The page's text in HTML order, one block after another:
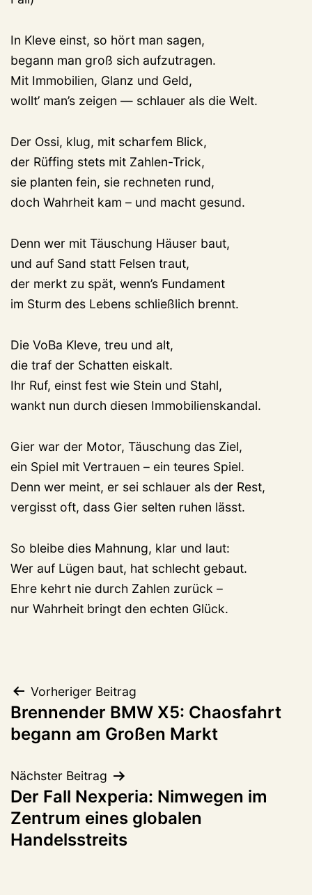
In Kleve einst, so hört man sagen,
begann man groß sich aufzutragen.
Mit Immobilien, Glanz und Geld,
wollt’ man’s zeigen — schlauer als die Welt.
Der Ossi, klug, mit scharfem Blick,
der Rüffing stets mit Zahlen-Trick,
sie planten fein, sie rechneten rund,
doch Wahrheit kam – und macht gesund.
Denn wer mit Täuschung Häuser baut,
und auf Sand statt Felsen traut,
der merkt zu spät, wenn’s Fundament
im Sturm des Lebens schließlich brennt.
Die VoBa Kleve, treu und alt,
die traf der Schatten eiskalt.
Ihr Ruf, einst fest wie Stein und Stahl,
wankt nun durch diesen Immobilienskandal.
Gier war der Motor, Täuschung das Ziel,
ein Spiel mit Vertrauen – ein teures Spiel.
Denn wer meint, er sei schlauer als der Rest,
vergisst oft, dass Gier selten ruhen lässt.
So bleibe dies Mahnung, klar und laut:
Wer auf Lügen baut, hat schlecht gebaut.
Ehre kehrt nie durch Zahlen zurück –
nur Wahrheit bringt den echten Glück.
Beitragsnavigation
Vorheriger Beitrag
Brennender BMW X5: Chaosfahrt
begann am Großen Markt
Nächster Beitrag
Der Fall Nexperia: Nimwegen im
Zentrum eines globalen
Handelsstreits